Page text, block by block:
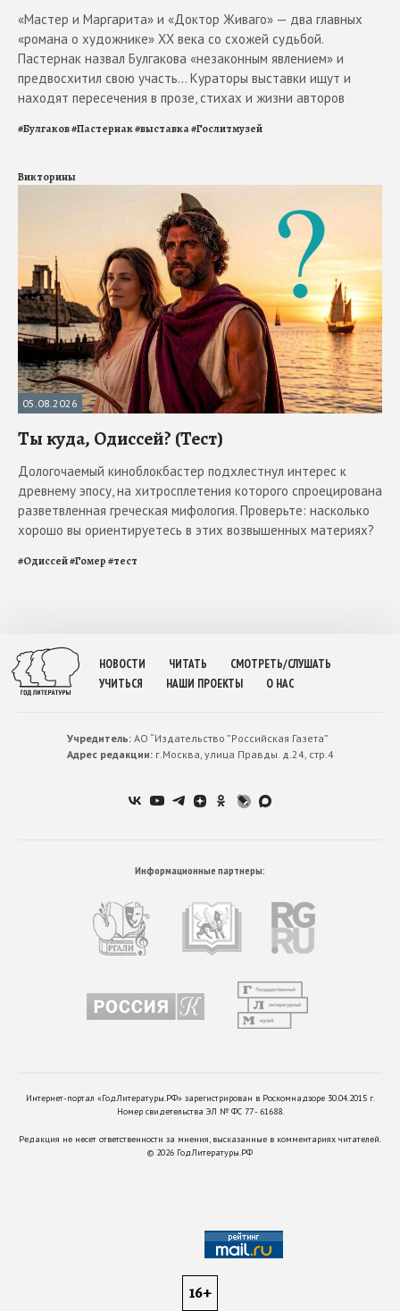
«Мастер и Маргарита» и «Доктор Живаго» — два главных
«романа о художнике» ХХ века со схожей судьбой.
Пастернак назвал Булгакова «незаконным явлением» и
предвосхитил свою участь... Кураторы выставки ищут и
находят пересечения в прозе, стихах и жизни авторов
#Булгаков#Пастернак#выставка#Гослитмузей
Викторины
05.08.2026
Ты куда, Одиссей? (Тест)
Дологочаемый киноблокбастер подхлестнул интерес к
древнему эпосу, на хитросплетения которого спроецирована
разветвленная греческая мифология. Проверьте: насколько
хорошо вы ориентируетесь в этих возвышенных материях?
#Одиссей#Гомер#тест
НОВОСТИ ЧИТАТЬ
СМОТРЕТЬ/СЛУШАТЬ
УЧИТЬСЯ
НАШИ ПРОЕКТЫ О НАС
Учредитель:АО “Издательство ”Российская Газета”
Адрес редакции:г.Москва, улица Правды. д.24, стр.4
Информационные партнеры:
Интернет-портал «ГодЛитературы.РФ» зарегистрирован в Роскомнадзоре 30.04.2015 г.
Номер свидетельства ЭЛ № ФС 77 - 61688.
Редакция не несет ответственности за мнения, высказанные в комментариях читателей.
© 2026 ГодЛитературы.РФ
16+